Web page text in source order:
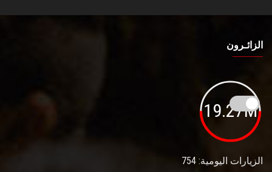
الزائـرون
19.27M
الزيارات اليومية: 754